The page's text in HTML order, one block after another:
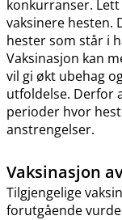
konkurranser.
vaksinere hesten.
hester som står i
Vaksinasjon kan
vil gi økt ubehag
utfoldelse. Derfor
perioder hvor
anstrengelser.
Vaksinasjon
Tilgjengelige
forutgående